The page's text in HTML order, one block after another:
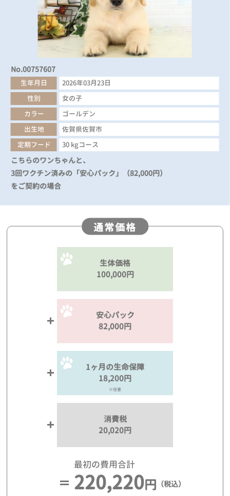
No.00757607
生年月日
2026年03月23日
性別
女の子
カラー
ゴールデン
出生地
佐賀県佐賀市
定期フード
30 kgコース
こちらのワンちゃんと、
3回ワクチン済みの「安心パック」（82,000円）
をご契約の場合
通常価格
生体価格
100,000円
安心パック
82,000円
1ヶ月の生命保障
18,200円
※任意
消費税
20,020円
最初の費用合計
220,220円 （税込）